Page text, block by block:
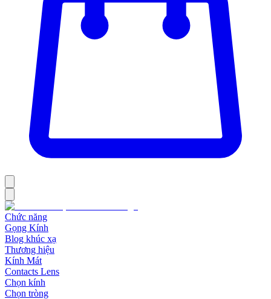
Chức năng
Gọng Kính
Blog khúc xạ
Thương hiệu
Kính Mát
Contacts Lens
Chọn kính
Chọn tròng